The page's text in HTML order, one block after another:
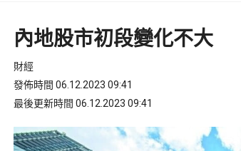
內地股市初段變化不大
財經
發佈時間 06.12.2023 09:41
最後更新時間 06.12.2023 09:41